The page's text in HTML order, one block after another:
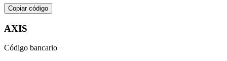
Copiar código
AXIS
Código bancario